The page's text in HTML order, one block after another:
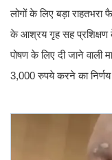
लोगों के लिए बड़ा राहतभरा
के आश्रय गृह सह प्रशिक्षण
पोषण के लिए दी जाने वाली
3,000 रुपये करने का निर्णय